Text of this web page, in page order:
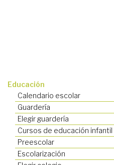
Educación
Calendario escolar
Guardería
Elegir guardería
Cursos de educación infantil
Preescolar
Escolarización